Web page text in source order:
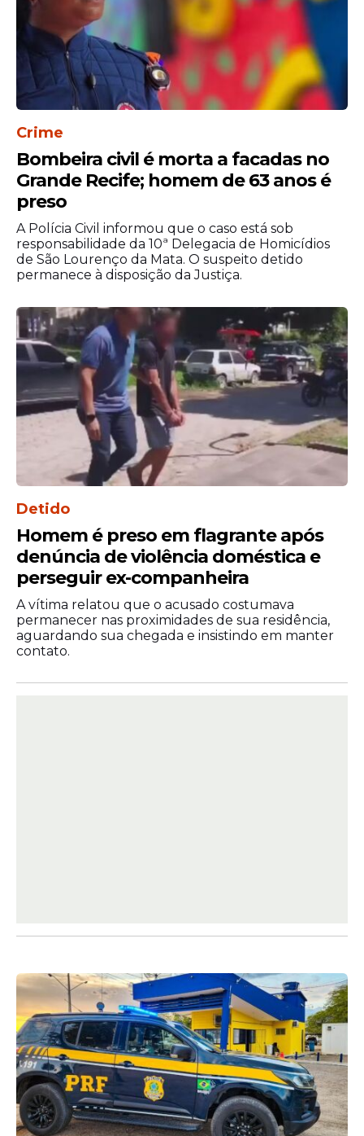
Crime
Bombeira civil é morta a facadas no
Grande Recife; homem de 63 anos é
preso
A Polícia Civil informou que o caso está sob
responsabilidade da 10ª Delegacia de Homicídios
de São Lourenço da Mata. O suspeito detido
permanece à disposição da Justiça.
Detido
Homem é preso em flagrante após
denúncia de violência doméstica e
perseguir ex-companheira
A vítima relatou que o acusado costumava
permanecer nas proximidades de sua residência,
aguardando sua chegada e insistindo em manter
contato.